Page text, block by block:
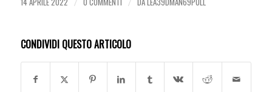
/ /
CONDIVIDI QUESTO ARTICOLO